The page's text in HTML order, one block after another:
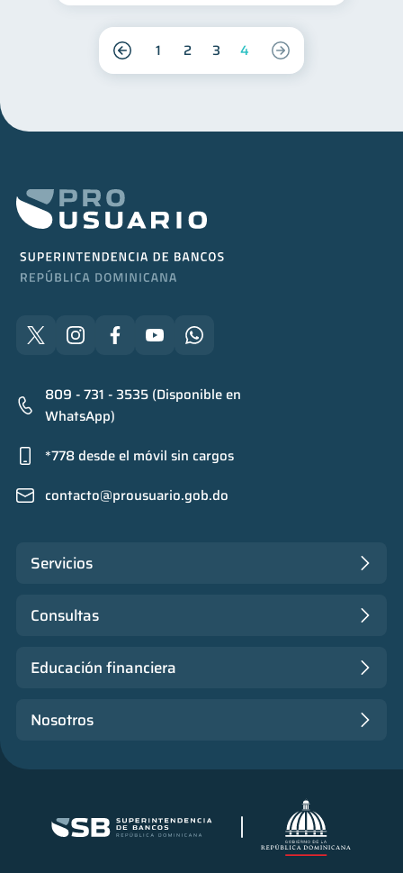
1 2 3 4
809 - 731 - 3535 (Disponible en
WhatsApp)
*778 desde el móvil sin cargos
contacto@prousuario.gob.do
Servicios
Consultas
Educación financiera
Nosotros